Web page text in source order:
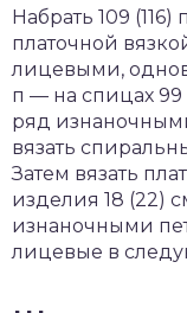
Набрать 109
платочной
лицевыми,
п — на спицах 99
ряд
вязать
Затем вязать
изделия 18 (22)
изнаночными
лицевые в